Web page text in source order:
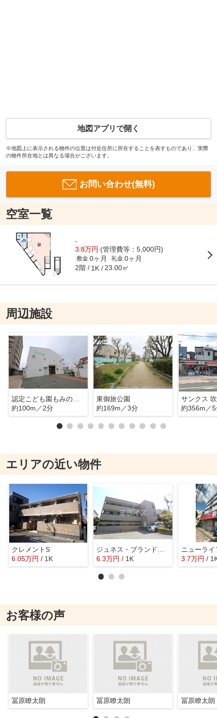
地図アプリで開く
※地図上に表示される物件の位置は付近住所に所在することを表すものであり、実際
の物件所在地とは異なる場合がございます。
お問い合わせ(無料)
空室一覧
-
3.8万円 (管理費等：5,000円)
敷金 0ヶ月 礼金 0ヶ月
2階 1K 23.00㎡
周辺施設
認定こども園もみの木保育園
約100m／2分
東御旅公園
約169m／3分
サンクス
約356m／
エリアの近い物件
クレメントS
6.05万円 / 1K
ジュネス・ブランドール
6.3万円 / 1K
ニューライ
3.7万円 /
お客様の声
冨原瞭太朗 冨原瞭太朗 冨原瞭太朗